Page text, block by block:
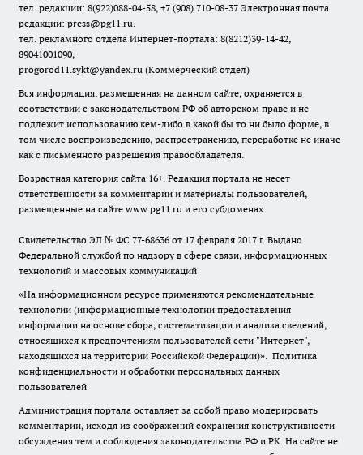
тел. редакции: 8(922)088-04-58, +7 (908) 710-08-37 Электронная почта
редакции: press@pg11.ru.
тел. рекламного отдела Интернет-портала: 8(8212)39-14-42,
89041001090,
progorod11.sykt@yandex.ru (Коммерческий отдел)
Вся информация, размещенная на данном сайте, охраняется в
соответствии с законодательством РФ об авторском праве и не
подлежит использованию кем-либо в какой бы то ни было форме, в
том числе воспроизведению, распространению, переработке не иначе
как с письменного разрешения правообладателя.
Возрастная категория сайта 16+. Редакция портала не несет
ответственности за комментарии и материалы пользователей,
размещенные на сайте www.pg11.ru и его субдоменах.
Свидетельство ЭЛ № ФС 77-68636 от 17 февраля 2017 г. Выдано
Федеральной службой по надзору в сфере связи, информационных
технологий и массовых коммуникаций
«На информационном ресурсе применяются рекомендательные
технологии (информационные технологии предоставления
информации на основе сбора, систематизации и анализа сведений,
относящихся к предпочтениям пользователей сети "Интернет",
находящихся на территории Российской Федерации)». Политика
конфиденциальности и обработки персональных данных
пользователей
Администрация портала оставляет за собой право модерировать
комментарии, исходя из соображений сохранения конструктивности
обсуждения тем и соблюдения законодательства РФ и РК. На сайте не